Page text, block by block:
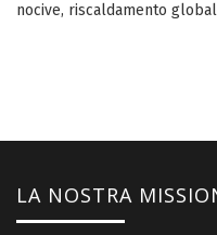
nocive, riscaldamento
LA NOSTRA